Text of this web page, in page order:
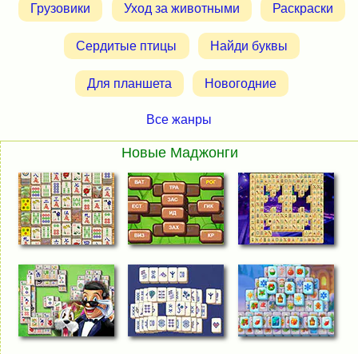
Грузовики Уход за животными Раскраски
Сердитые птицы Найди буквы
Для планшета Новогодние
Все жанры
Новые Маджонги